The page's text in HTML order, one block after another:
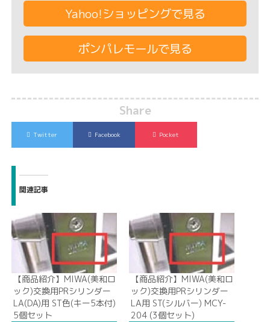
Yahoo!ショッピングで見る
ポンパレモールで見る
Share
Twitter Facebook Pocket
関連記事
【商品紹介】MIWA(美和ロ
ック)交換用PRシリンダー
LA(DA)用 ST色(キー5本付)
5個セット
【商品紹介】MIWA(美和ロ
ック)交換用PRシリンダー
LA用 ST(シルバー) MCY-
204 (3個セット)